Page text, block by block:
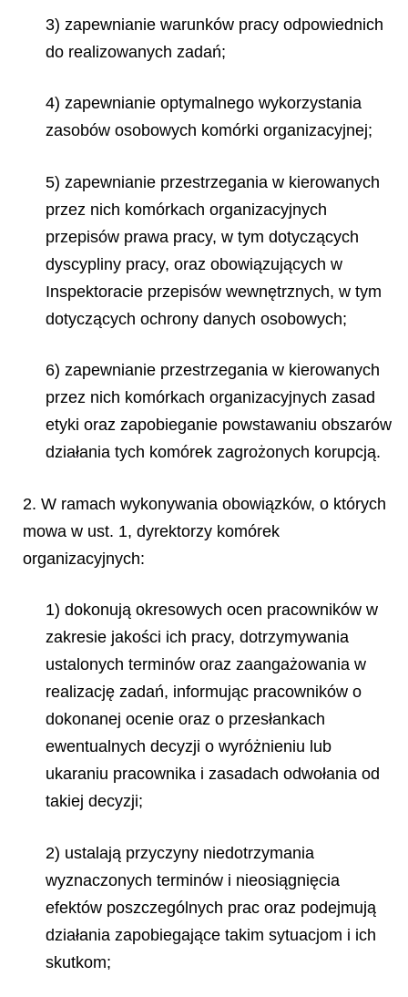
3) zapewnianie warunków pracy odpowiednich
do realizowanych zadań;
4) zapewnianie optymalnego wykorzystania
zasobów osobowych komórki organizacyjnej;
5) zapewnianie przestrzegania w kierowanych
przez nich komórkach organizacyjnych
przepisów prawa pracy, w tym dotyczących
dyscypliny pracy, oraz obowiązujących w
Inspektoracie przepisów wewnętrznych, w tym
dotyczących ochrony danych osobowych;
6) zapewnianie przestrzegania w kierowanych
przez nich komórkach organizacyjnych zasad
etyki oraz zapobieganie powstawaniu obszarów
działania tych komórek zagrożonych korupcją.
2. W ramach wykonywania obowiązków, o których
mowa w ust. 1, dyrektorzy komórek
organizacyjnych:
1) dokonują okresowych ocen pracowników w
zakresie jakości ich pracy, dotrzymywania
ustalonych terminów oraz zaangażowania w
realizację zadań, informując pracowników o
dokonanej ocenie oraz o przesłankach
ewentualnych decyzji o wyróżnieniu lub
ukaraniu pracownika i zasadach odwołania od
takiej decyzji;
2) ustalają przyczyny niedotrzymania
wyznaczonych terminów i nieosiągnięcia
efektów poszczególnych prac oraz podejmują
działania zapobiegające takim sytuacjom i ich
skutkom;